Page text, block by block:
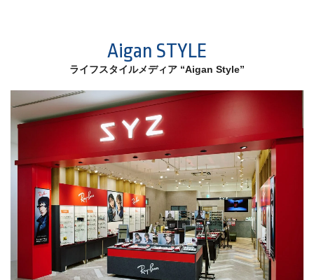
Aigan STYLE
ライフスタイルメディア “Aigan Style”